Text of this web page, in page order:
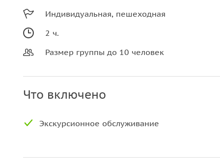
Индивидуальная, пешеходная
2 ч.
Размер группы до 10 человек
Что включено
Экскурсионное обслуживание